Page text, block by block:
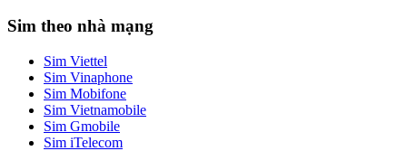
Sim theo nhà mạng
Sim Viettel
Sim Vinaphone
Sim Mobifone
Sim Vietnamobile
Sim Gmobile
Sim iTelecom